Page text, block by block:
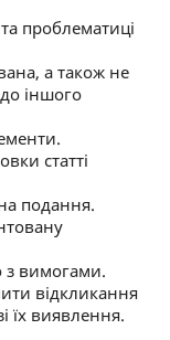
та проблематиці
а також не
іншого
статті
подання.
з вимогами.
відкликання
їх виявлення.